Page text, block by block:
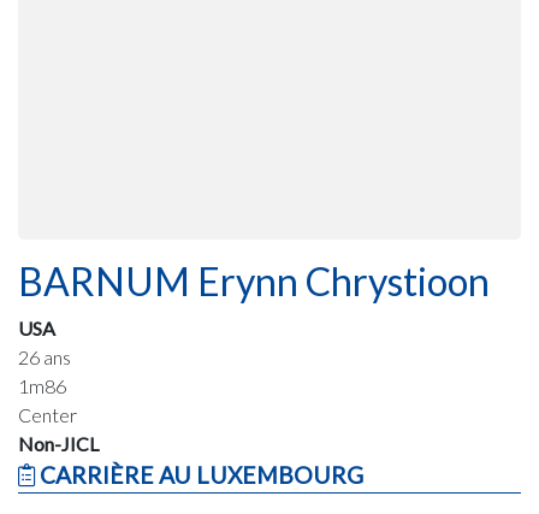
BARNUM Erynn Chrystioon
USA
26 ans
1m86
Center
Non-JICL
CARRIÈRE AU LUXEMBOURG